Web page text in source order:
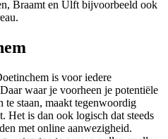
Braamt en Ulft bijvoorbeeld ook
is voor iedere
waar je voorheen je potentiële
te staan, maakt tegenwoordig
Het is dan ook logisch dat steeds
met online aanwezigheid.